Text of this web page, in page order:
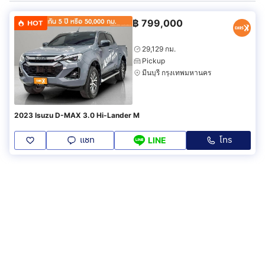
HOT ฿ 799,000
29,129 กม.
Pickup
มีนบุรี กรุงเทพมหานคร
2023 Isuzu D-MAX 3.0 Hi-Lander M
แชท LINE โทร